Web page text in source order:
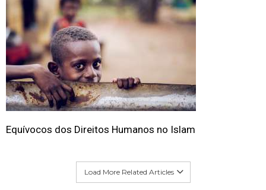
Equívocos dos Direitos Humanos no Islam
Load More Related Articles